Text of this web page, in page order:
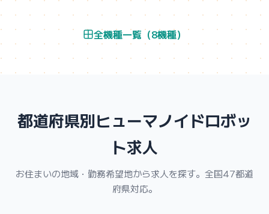
全機種一覧（8機種）
都道府県別ヒューマノイドロボッ
ト求人
お住まいの地域・勤務希望地から求人を探す。全国47都道
府県対応。